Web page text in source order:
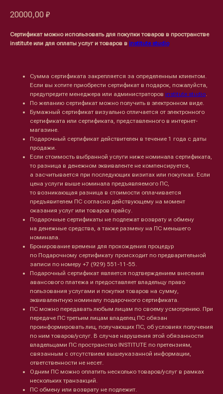
20000,00 ₽
Сертификат можно использовать для покупки товаров в пространстве
institute или для оплаты услуг и товаров в institute studio
Сумма сертификата закрепляется за определенным клиентом.
Если вы хотите приобрести сертификат в подарок, пожалуйста,
предупредите менеджера или администраторов institute studio.
По желанию сертификат можно получить в электронном виде.
Бумажный сертификат визуально отличается от электронного
сертификата или сертификата, представленного в интернет-
магазине.
Подарочный сертификат действителен в течение 1 года с даты
продажи.
Если стоимость выбранной услуги ниже номинала сертификата,
то разница в денежном эквиваленте не компенсируется,
а засчитывается при последующих визитах или покупках. Если
цена услуги выше номинала предъявляемого ПС,
то возникающая разница в стоимости оплачивается
предъявителем ПС согласно действующему на момент
оказания услуг или товаров прайсу.
Подарочные сертификаты не подлежат возврату и обмену
на денежные средства, а также размену на ПС меньшего
номинала.
Бронирование времени для прохождения процедур
по Подарочному сертификату происходит по предварительной
записи по номеру +7 (929) 551-11-55.
Подарочный сертификат является подтверждением внесения
авансового платежа и предоставляет владельцу право
пользования услугами и покупки товаров на сумму,
эквивалентную номиналу подарочного сертификата.
ПС можно передавать любым лицам по своему усмотрению. При
передаче ПС третьим лицам владелец ПС обязан
проинформировать лиц, получающих ПС, об условиях получения
по ним товаров/услуг. В случае нарушения этой обязанности
владельцами ПС пространство INSTITUTE по претензиям,
связанным с отсутствием вышеуказанной информации,
ответственности не несет.
Одним ПС можно оплатить несколько товаров/услуг в рамках
нескольких транзакций.
ПС обмену или возврату не подлежит.
Тело
Проблемы
Кремы
Лосьоны
Очищение
Шея и зона декольте
Пилинги/масла
Уход за руками
Уход за ногами
Средства для ванны
Гаджеты
Сертификаты
Наборы
Лицо
Очищение
Увлажнение/питание
Сыворотки/ эссенции
Защита от солнца
Тонизация
Восстановление
Маски и патчи
Уход за губами
Декоротивная косметика
Волосы
Проблемы
Шампуни